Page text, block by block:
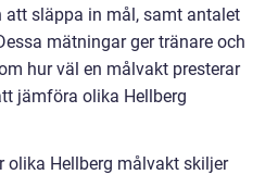
släppa in mål, samt antalet
mätningar ger tränare och
hur väl en målvakt presterar
jämföra olika Hellberg
olika Hellberg målvakt skiljer